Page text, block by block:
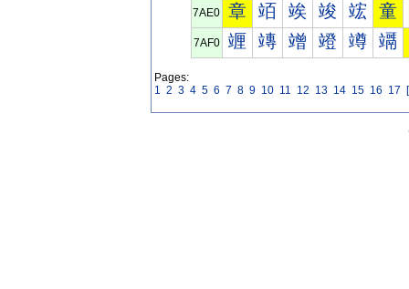
7AE0 章 竡 竢 竣 竤 童
7AF0 竰 竱 竲 竳 竴 竵
Pages:
1 2 3 4 5 6 7 8 9 10 11 12 13 14 15 16 17